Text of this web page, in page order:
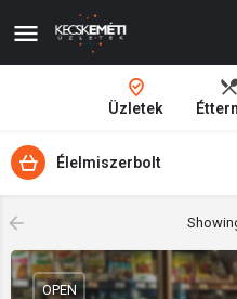
Üzletek
Élelmiszerbolt
OPEN